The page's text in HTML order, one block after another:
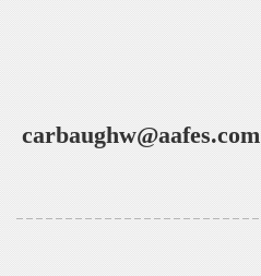
carbaughw@aafes.com